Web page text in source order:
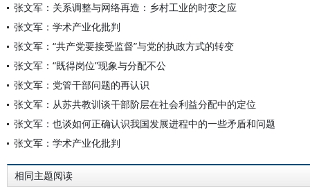
张文军：关系调整与网络再造：乡村工业的时变之应
张文军：学术产业化批判
张文军：“共产党要接受监督”与党的执政方式的转变
张文军：“既得岗位”现象与分配不公
张文军：党管干部问题的再认识
张文军：从苏共教训谈干部阶层在社会利益分配中的定位
张文军：也谈如何正确认识我国发展进程中的一些矛盾和问题
张文军：学术产业化批判
相同主题阅读